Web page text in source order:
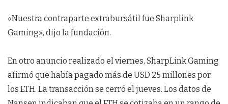
«Nuestra contraparte extrabursátil fue Sharplink
Gaming», dijo la fundación.
En otro anuncio realizado el viernes, SharpLink Gaming
afirmó que había pagado más de USD 25 millones por
los ETH. La transacción se cerró el jueves. Los datos de